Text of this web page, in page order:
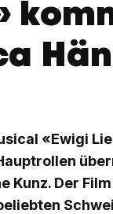
«Ewigi
Kunz. Der